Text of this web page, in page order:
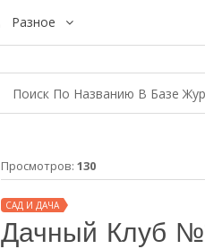
Разное
Просмотров: 130
САД И ДАЧА
Дачный Клуб